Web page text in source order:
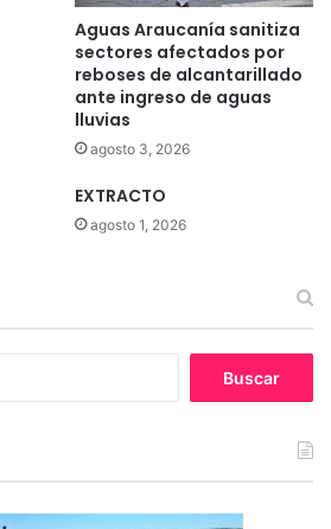
Aguas Araucanía sanitiza
sectores afectados por
reboses de alcantarillado
ante ingreso de aguas
lluvias
agosto 3, 2026
EXTRACTO
agosto 1, 2026
: